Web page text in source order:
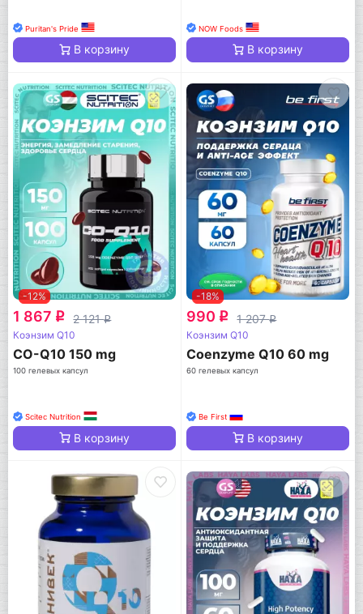
Puritan's Pride
В корзину
NOW Foods
В корзину
-12%
1 867 q 2 121q
Коэнзим Q10
CO-Q10 150 mg
100 гелевых капсул
Scitec Nutrition
В корзину
-18%
990 q 1 207q
Коэнзим Q10
Coenzyme Q10 60 mg
60 гелевых капсул
Be First
В корзину